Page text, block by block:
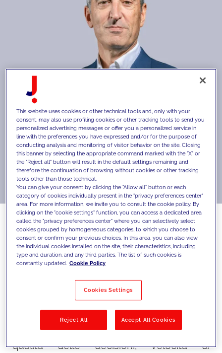
Un ecosistema di collaborazione tra umani
e algoritmi. Più lavori specializzati, nuove
competenze e crescita industriale
sostenibile in Europa. Il punto di vista di
Stefano Pedron, Global CEO.
L’intelligenza artificiale crea valore quando
aumenta l’efficacia dei processi aziendali:
qualità delle decisioni, velocità di
This website uses cookies or other technical tools and, only with your
consent, may also use profiling cookies or other tracking tools to send you
personalized advertising messages or offer you a personalized service in
line with the preferences you have expressed and/or for the purpose of
conducting analysis and monitoring of visitor behavior on the site. Closing
this banner by selecting the appropriate command marked with the "X" or
the "Reject all" button will result in the default settings remaining and
therefore the continuation of browsing without cookies or other tracking
tools other than those technical.
You can give your consent by clicking the "Allow all" button or each
category of cookies individually present in the "privacy preferences center"
area. For more information, we invite you to consult the cookie policy. By
clicking on the "cookie settings" function, you can access a dedicated area
called the "privacy preferences center" where you can selectively select
cookies grouped by homogeneous categories, to which you choose to
consent or confirm your previous choices. In this area, you can also view
the individual cookies installed on the site, their characteristics, including
type and duration, and any third parties. The list of such cookies is
constantly updated. Cookie Policy
Cookies Settings
Reject All Accept All Cookies